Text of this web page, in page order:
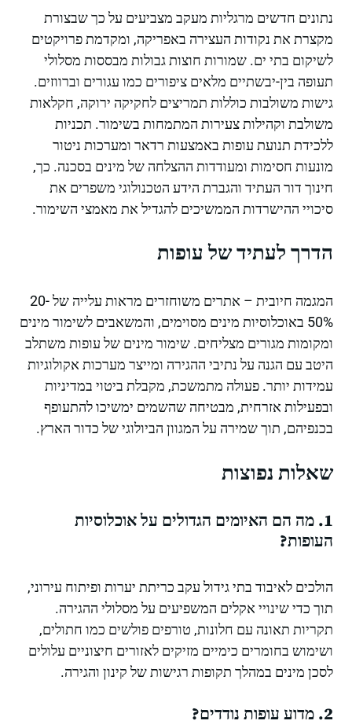
נתונים חדשים מרגליות מעקב מצביעים על כך שבצורת
מקצרת את נקודות העצירה באפריקה, ומקדמת פרויקטים
לשיקום בתי ים. שמורות חוצות גבולות מבססות מסלולי
תעופה בין-יבשתיים מלאים ציפורים כמו עגורים וברווזים.
גישות משולבות כוללות תמריצים לחקיקה ירוקה, חקלאות
משולבת וקהילות צעירות המתמחות בשימור. תכניות
ללכידת תנועת עופות באמצעות רדאר ומערכות ניטור
מונעות חסימות ומעודדות ההצלחה של מינים בסכנה. כך,
חינוך דור העתיד והגברת הידע הטכנולוגי משפרים את
סיכויי ההישרדות הממשיכים להגדיל את מאמצי השימור.
הדרך לעתיד של עופות
המגמה חיובית – אתרים משוחזרים מראות עלייה של 20-
50% באוכלוסיות מינים מסוימים, והמשאבים לשימור מינים
ומקומות מגורים מצליחים. שימור מינים של עופות משתלב
היטב עם הגנה על נתיבי ההגירה ומייצר מערכות אקולוגיות
עמידות יותר. פעולה מתמשכת, מקבלת ביטוי במדיניות
ובפעילות אזרחית, מבטיחה שהשמים ימשיכו להתעופף
בכנפיהם, תוך שמירה על המגוון הביולוגי של כדור הארץ.
שאלות נפוצות
1. מה הם האיומים הגדולים על אוכלוסיות
העופות?
הולכים לאיבוד בתי גידול עקב כריתת יערות ופיתוח עירוני,
תוך כדי שינויי אקלים המשפיעים על מסלולי ההגירה.
תקריות תאונה עם חלונות, טורפים פולשים כמו חתולים,
ושימוש בחומרים כימיים מזיקים לאזורים חיצוניים עלולים
לסכן מינים במהלך תקופות רגישות של קינון והגירה.
2. מדוע עופות נודדים?